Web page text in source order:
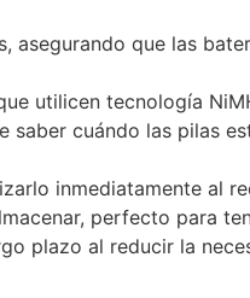
que las
utilicen tecnología
cuándo las pilas
inmediatamente al
perfecto para
plazo al reducir la